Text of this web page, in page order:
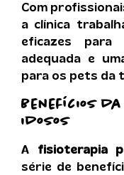
Com
a clínica
eficazes para
adequada e
para os pets da
Benefícios da
idosos
A fisioterapia
série de